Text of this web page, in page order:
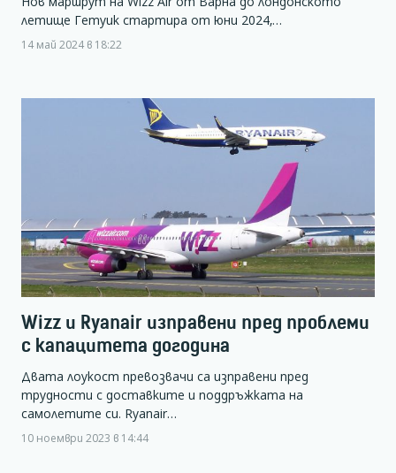
летище Гетуик стартира от юни 2024,…
14 май 2024 в 18:22
Wizz и Ryanair изправени пред проблеми
с капацитета догодина
Двата лоукост превозвачи са изправени пред
трудности с доставките и поддръжката на
самолетите си. Ryanair…
10 ноември 2023 в 14:44